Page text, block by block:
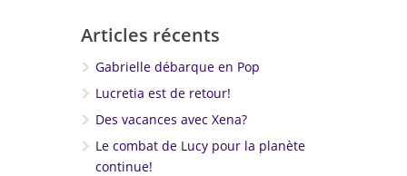
Articles récents
Gabrielle débarque en Pop
Lucretia est de retour!
Des vacances avec Xena?
Le combat de Lucy pour la planète
continue!